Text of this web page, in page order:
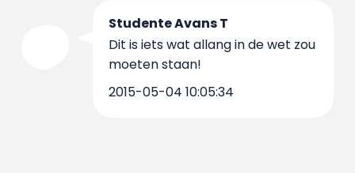
Studente Avans T
Dit is iets wat allang in de wet zou
moeten staan!
2015-05-04 10:05:34